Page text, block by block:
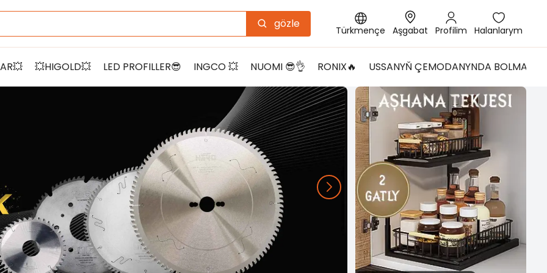
gözle
Türkmençe Aşgabat Profilim Halanlarym
💥HIGOLD💥 LED PROFILLER😎 INGCO 💥 NUOMI 😎👌 RONIX🔥 USSANYŇ ÇEMODANYNDA BOLMALY